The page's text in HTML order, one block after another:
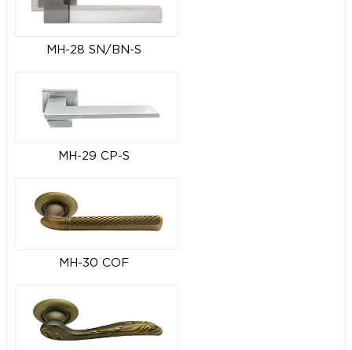
MH-28 SN/BN-S
MH-29 CP-S
MH-30 COF